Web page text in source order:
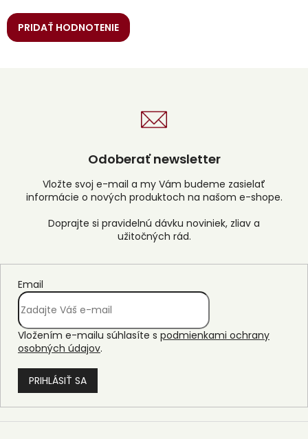
PRIDAŤ HODNOTENIE
Odoberať newsletter
Vložte svoj e-mail a my Vám budeme zasielať
informácie o nových produktoch na našom e-shope.
Email
Vložením e-mailu súhlasíte s podmienkami ochrany
osobných údajov.
PRIHLÁSIŤ SA
Z